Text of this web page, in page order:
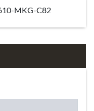
MKG-C82